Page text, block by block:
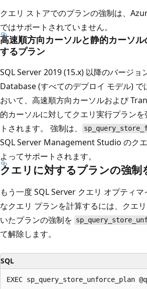
クエリ ストアでのプランの強制は、
ではサポートされていません。
高速順方向カーソルと静的カーソ
するプラン
SQL Server 2019 (15.x) 以降のバージョ
Database (すべてのデプロイ モデル) で
おいて、高速順方向カーソルおよび
的カーソルに対してクエリ実行プラン
トされます。 強制は、
SQL Server Management Studio のク
よってサポートされます。
クエリに対するプランの強制
もう一度 SQL Server クエリ オプティ
なクエリ プランを計算するには、クエ
いたプランの強制を
て解除します。
SQL